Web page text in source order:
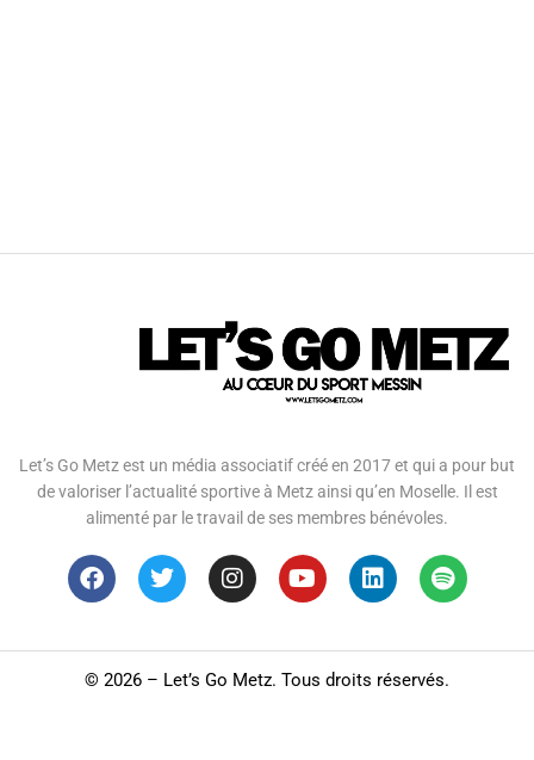
Let’s Go Metz est un média associatif créé en 2017 et qui a pour but
de valoriser l’actualité sportive à Metz ainsi qu’en Moselle. Il est
alimenté par le travail de ses membres bénévoles.
© 2026 – Let’s Go Metz. Tous droits réservés.